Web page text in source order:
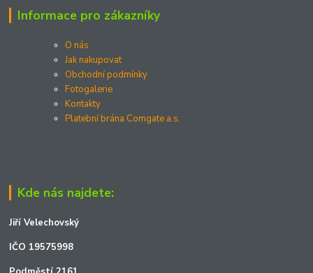
Informace pro zákazníky
O nás
Jak nakupovat
Obchodní podmínky
Fotogalerie
Kontakty
Platební brána Comgate a.s.
Kde nás najdete:
Jiří Velechovský
IČO 19575998